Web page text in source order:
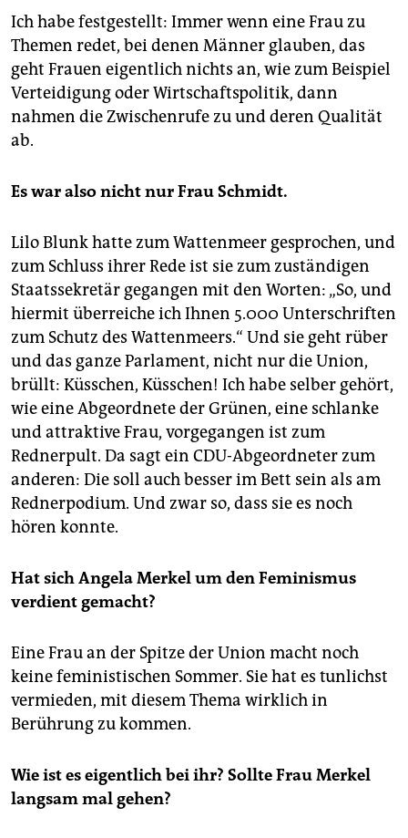
Ich habe festgestellt: Immer wenn eine Frau zu
Themen redet, bei denen Männer glauben, das
geht Frauen eigentlich nichts an, wie zum Beispiel
Verteidigung oder Wirtschaftspolitik, dann
nahmen die Zwischenrufe zu und deren Qualität
ab.
Es war also nicht nur Frau Schmidt.
Lilo Blunk hatte zum Wattenmeer gesprochen, und
zum Schluss ihrer Rede ist sie zum zuständigen
Staatssekretär gegangen mit den Worten: „So, und
hiermit überreiche ich Ihnen 5.000 Unterschriften
zum Schutz des Wattenmeers.“ Und sie geht rüber
und das ganze Parlament, nicht nur die Union,
brüllt: Küsschen, Küsschen! Ich habe selber gehört,
wie eine Abgeordnete der Grünen, eine schlanke
und attraktive Frau, vorgegangen ist zum
Rednerpult. Da sagt ein CDU-Abgeordneter zum
anderen: Die soll auch besser im Bett sein als am
Rednerpodium. Und zwar so, dass sie es noch
hören konnte.
Hat sich Angela Merkel um den Feminismus
verdient gemacht?
Eine Frau an der Spitze der Union macht noch
keine feministischen Sommer. Sie hat es tunlichst
vermieden, mit diesem Thema wirklich in
Berührung zu kommen.
Wie ist es eigentlich bei ihr? Sollte Frau Merkel
langsam mal gehen?